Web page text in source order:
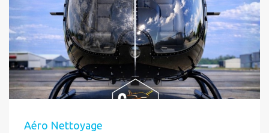
Aéro Nettoyage